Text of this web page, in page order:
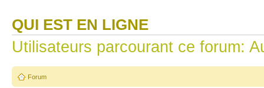
QUI EST EN LIGNE
Utilisateurs parcourant ce forum:
Forum